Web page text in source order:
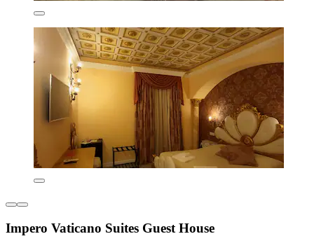
Impero Vaticano Suites Guest House